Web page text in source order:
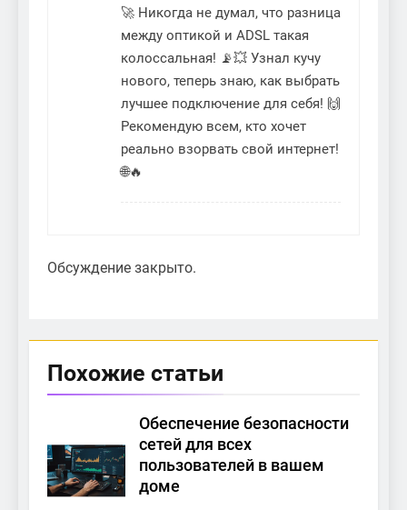
🚀 Никогда не думал, что разница
между оптикой и ADSL такая
колоссальная! 📡💥 Узнал кучу
нового, теперь знаю, как выбрать
лучшее подключение для себя! 🙌
Рекомендую всем, кто хочет
реально взорвать свой интернет!
🌐🔥
Обсуждение закрыто.
Похожие статьи
Обеспечение безопасности
сетей для всех
пользователей в вашем
доме